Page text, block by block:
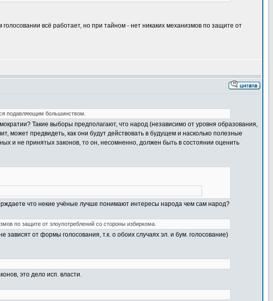
всё работает, но при тайном - нет никаких механизмов по защите от
подавляющим большинством.
Такие выборы предполагают, что народ (независимо от уровня образования,
может предвидеть, как они будут действовать в будущем и насколько полезные
и не принятых законов, то он, несомненно, должен быть в состоянии оценить
что некие учёные лучше понимают интересы народа чем сам народ?
по защите от злоупотреблений со стороны избиркома.
от формы голосования, т.к. о обоих случаях эл. и бум. голосование)
это дело исп. власти.